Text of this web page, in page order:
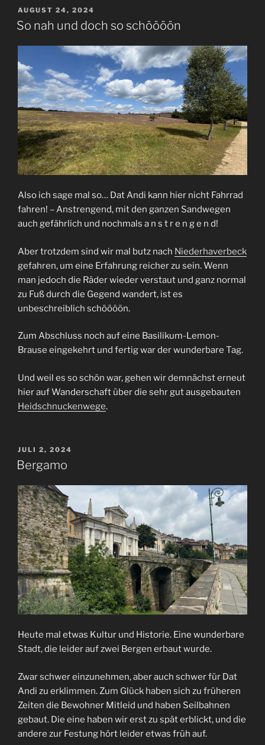
VERÖFFENTLICHT
AM
AUGUST 24, 2024
So nah und doch so schöööön
Also ich sage mal so… Dat Andi kann hier nicht Fahrrad
fahren! – Anstrengend, mit den ganzen Sandwegen
auch gefährlich und nochmals a n s t r e n g e n d!
Aber trotzdem sind wir mal butz nach Niederhaverbeck
gefahren, um eine Erfahrung reicher zu sein. Wenn
man jedoch die Räder wieder verstaut und ganz normal
zu Fuß durch die Gegend wandert, ist es
unbeschreiblich schöööön.
Zum Abschluss noch auf eine Basilikum-Lemon-
Brause eingekehrt und fertig war der wunderbare Tag.
Und weil es so schön war, gehen wir demnächst erneut
hier auf Wanderschaft über die sehr gut ausgebauten
Heidschnuckenwege.
VERÖFFENTLICHT
AM
JULI 2, 2024
Bergamo
Heute mal etwas Kultur und Historie. Eine wunderbare
Stadt, die leider auf zwei Bergen erbaut wurde.
Zwar schwer einzunehmen, aber auch schwer für Dat
Andi zu erklimmen. Zum Glück haben sich zu früheren
Zeiten die Bewohner Mitleid und haben Seilbahnen
gebaut. Die eine haben wir erst zu spät erblickt, und die
andere zur Festung hört leider etwas früh auf.